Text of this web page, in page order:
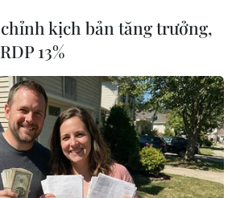
viết này, truyền thông
nữa thể hiện sự ngưỡng mộ
thần bất khuất, ý chí kiên
hòa bình, thống nhất của
đồng thời khẳng định giá trị
điệp đoàn kết dân tộc “Nước
trong bối cảnh hiện nay./.
kịch bản tăng trưởng,
13%